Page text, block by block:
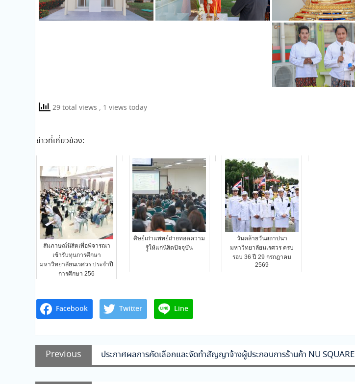
29 total views , 1 views today
ข่าวที่เกี่ยวข้อง:
สัมภาษณ์นิสิตเพื่อพิจารณา
เข้ารับทุนการศึกษา
มหาวิทยาลัยนเรศวร ประจำปี
การศึกษา 256
ศิษย์เก่าแพทย์ถ่ายทอดความ
รู้ให้แก่นิสิตปัจจุบัน
วันคล้ายวันสถาปนา
มหาวิทยาลัยนเรศวร ครบ
รอบ 36 ปี 29 กรกฎาคม
2569
Facebook Twitter Line
แนะแนว
เรื่อง
Previous
Previous
post:
ประกาศผลการคัดเลือกและจัดทำสัญญาจ้างผู้ประกอบการร้านค้า NU SQUARE